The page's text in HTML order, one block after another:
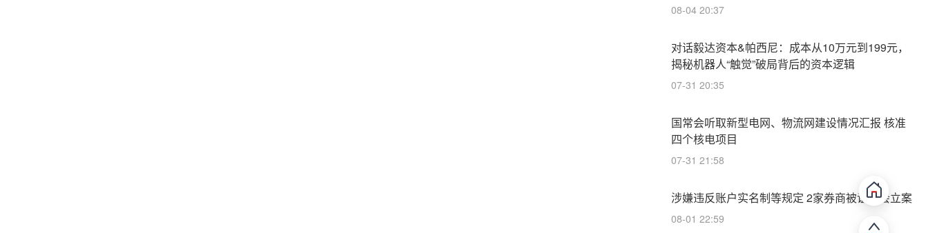
08-04 20:37
对话毅达资本&帕西尼：成本从10万元到199元，
揭秘机器人“触觉”破局背后的资本逻辑
07-31 20:35
国常会听取新型电网、物流网建设情况汇报 核准
四个核电项目
07-31 21:58
涉嫌违反账户实名制等规定 2家券商被证监会立案
08-01 22:59